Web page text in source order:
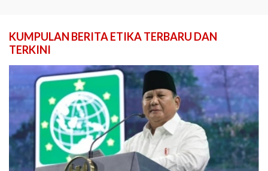
KUMPULAN BERITA ETIKA TERBARU DAN
TERKINI